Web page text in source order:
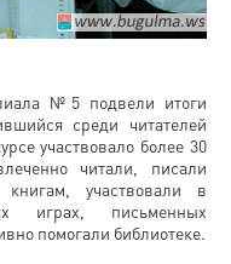
№5 подвели итоги
среди читателей
участвовало более 30
читали, писали
участвовали в
играх, письменных
помогали библиотеке.